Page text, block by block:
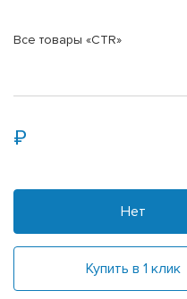
Все товары «CTR»
Нет
Купить в 1 клик